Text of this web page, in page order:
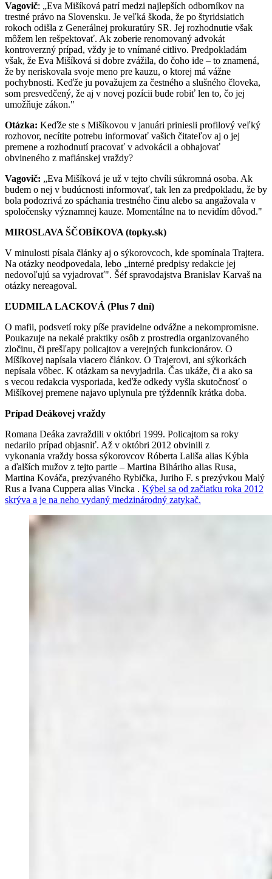
Vagovič: „Eva Mišíková patrí medzi najlepších odborníkov na
trestné právo na Slovensku. Je veľká škoda, že po štyridsiatich
rokoch odišla z Generálnej prokuratúry SR. Jej rozhodnutie však
môžem len rešpektovať. Ak zoberie renomovaný advokát
kontroverzný prípad, vždy je to vnímané citlivo. Predpokladám
však, že Eva Mišíková si dobre zvážila, do čoho ide – to znamená,
že by neriskovala svoje meno pre kauzu, o ktorej má vážne
pochybnosti. Keďže ju považujem za čestného a slušného človeka,
som presvedčený, že aj v novej pozícii bude robiť len to, čo jej
umožňuje zákon."
Otázka: Keďže ste s Mišíkovou v januári priniesli profilový veľký
rozhovor, necítite potrebu informovať vašich čitateľov aj o jej
premene a rozhodnutí pracovať v advokácii a obhajovať
obvineného z mafiánskej vraždy?
Vagovič: „Eva Mišíková je už v tejto chvíli súkromná osoba. Ak
budem o nej v budúcnosti informovať, tak len za predpokladu, že by
bola podozrivá zo spáchania trestného činu alebo sa angažovala v
spoločensky významnej kauze. Momentálne na to nevidím dôvod."
MIROSLAVA ŠČOBÍKOVA (topky.sk)
V minulosti písala články aj o sýkorovcoch, kde spomínala Trajtera.
Na otázky neodpovedala, lebo „interné predpisy redakcie jej
nedovoľujú sa vyjadrovať". Šéf spravodajstva Branislav Karvaš na
otázky nereagoval.
ĽUDMILA LACKOVÁ (Plus 7 dní)
O mafii, podsvetí roky píše pravidelne odvážne a nekompromisne.
Poukazuje na nekalé praktiky osôb z prostredia organizovaného
zločinu, či prešľapy policajtov a verejných funkcionárov. O
Míšíkovej napísala viacero článkov. O Trajerovi, ani sýkorkách
nepísala vôbec. K otázkam sa nevyjadrila. Čas ukáže, či a ako sa
s vecou redakcia vysporiada, keďže odkedy vyšla skutočnosť o
Mišíkovej premene najavo uplynula pre týždenník krátka doba.
Prípad Deákovej vraždy
Romana Deáka zavraždili v októbri 1999. Policajtom sa roky
nedarilo prípad objasniť. Až v októbri 2012 obvinili z
vykonania vraždy bossa sýkorovcov Róberta Lališa alias Kýbla
a ďalších mužov z tejto partie – Martina Biháriho alias Rusa,
Martina Kováča, prezývaného Rybička, Juriho F. s prezývkou Malý
Rus a Ivana Cuppera alias Vincka . Kýbel sa od začiatku roka 2012
skrýva a je na neho vydaný medzinárodný zatykač.